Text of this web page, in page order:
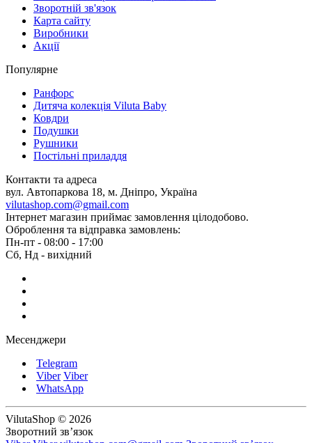
Зворотній зв'язок
Карта сайту
Виробники
Акції
Популярне
Ранфорс
Дитяча колекція Viluta Baby
Ковдри
Подушки
Рушники
Постільні приладдя
Контакти та адреса
вул. Автопаркова 18, м. Дніпро, Україна
vilutashop.com@gmail.com
Інтернет магазин приймає замовлення цілодобово.
Оброблення та відправка замовлень:
Пн-пт - 08:00 - 17:00
Сб, Нд - вихідний
Месенджери
Telegram
Viber Viber
WhatsApp
VilutaShop © 2026
Зворотний зв’язок